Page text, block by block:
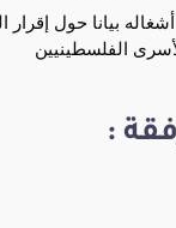
بيانا حول إقرار
الفلسطينيين
: